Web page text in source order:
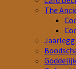
The